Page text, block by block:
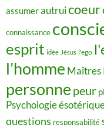
assumerautruicoeur
connaissance
esprit idée Jésus l'ego
l’homme Maîtres
personne peur
Psychologie
questions responsabilité